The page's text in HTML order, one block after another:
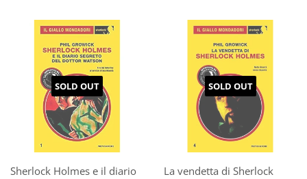
SOLD OUT
Sherlock Holmes e il diario
SOLD OUT
La vendetta di Sherlock